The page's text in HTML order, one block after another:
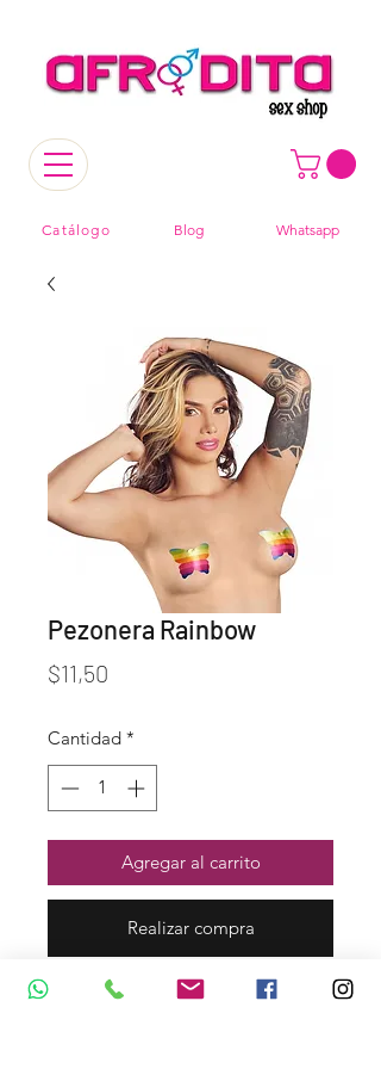
Catálogo Blog Whatsapp
Pezonera Rainbow
$11,50
Cantidad *
Agregar al carrito
Realizar compra